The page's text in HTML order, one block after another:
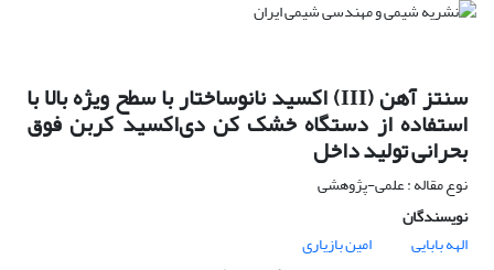
سنتز آهن (III) اکسید نانوساختار با سطح ویژه بالا با
استفاده از دستگاه خشک کن دی‌اکسید کربن فوق
بحرانی تولید داخل
نوع مقاله : علمی-پژوهشی
نویسندگان
الهه بابایی
امین بازیاری